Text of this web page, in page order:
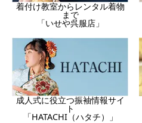
着付け教室からレンタル着物
まで
「いせや呉服店」
成人式に役立つ振袖情報サイ
ト
「HATACHI（ハタチ）」